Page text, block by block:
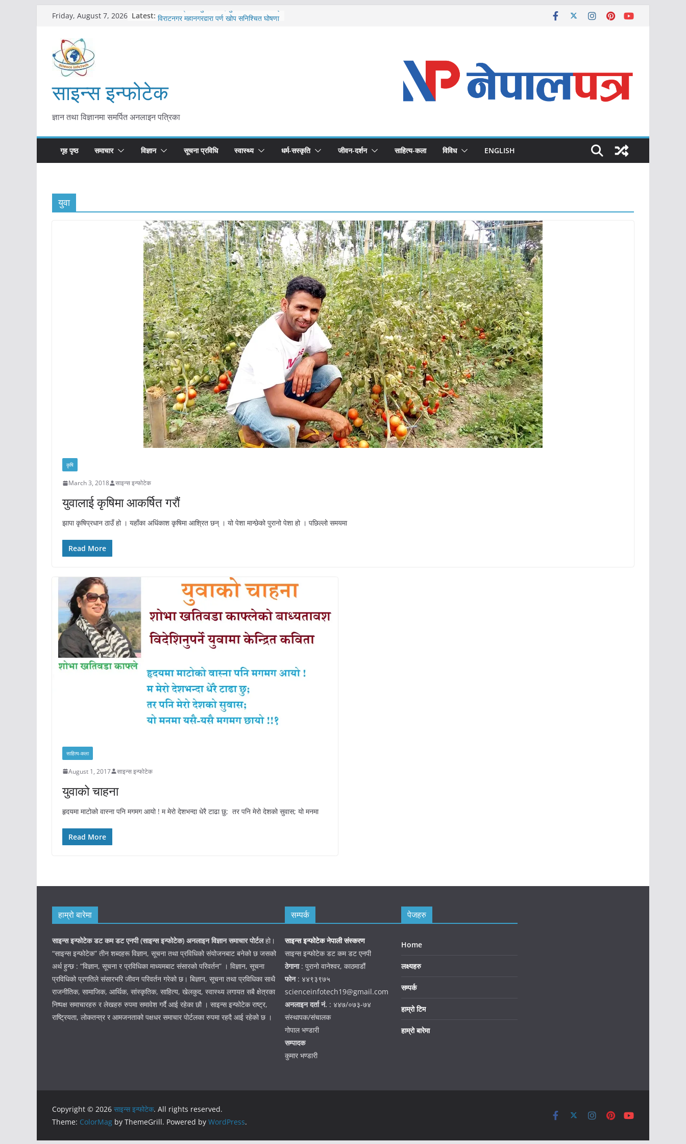
content
Friday, August 7, 2026 Latest: कोरोना संक्रमण पुष्टिपछि दार्चुलाका सीमामा कडाइ
काभ्रेपलाञ्चोकमा आयुर्वेद स्वास्थ्योपचारतर्फ
आकर्षण बढ्दै
साइन्स इन्फोटेक
ज्ञान तथा विज्ञानमा समर्पित अनलाइन पत्रिका
गृह पृष्ठ समाचार विज्ञान सूचना प्रविधि स्वास्थ्य धर्म-सस्कृति जीवन-दर्शन साहित्य-कला विविध ENGLISH
युवा
कृषि
March 3, 2018 साइन्स इन्फोटेक
युवालाई कृषिमा आकर्षित गरौं
झापा कृषिप्रधान ठाउँ हो । यहाँका अधिंकाश कृषिमा आश्रित छन् । यो पेशा मान्छेको पुरानो पेशा हो । पछिल्लो समयमा
Read More
साहित्य-कला
August 1, 2017 साइन्स इन्फोटेक
युवाको चाहना
हृदयमा माटोको वास्ना पनि मगमग आयो ! म मेरो देशभन्दा धेरै टाढा छु; तर पनि मेरो देशको सुवास; यो मनमा
Read More
हाम्रो बारेमा
साइन्स इन्फोटेक डट कम डट एनपी (साइन्सइन्फोटेक) अनलाइन विज्ञान समाचार पोर्टलहो।
“साइन्स इन्फोटेक” तीन शब्दहरू विज्ञान, सूचना तथा प्रविधिको संयोजनबाट बनेको छ जसको
अर्थ हुन्छ : “विज्ञान, सूचना र प्रविधिका माध्यमबाट संसारको परिवर्तन” । विज्ञान, सूचना
प्रविधिको प्रगतिले संसारभरि जीवन परिवर्तन गरेको छ। बिज्ञान, सूचना तथा प्रविधिका साथै
राजनीतिक, सामाजिक, आर्थिक, सांस्कृतिक, साहित्य, खेलकुद, स्वास्थ्य लगायत सबै क्षेत्रका
निष्पक्ष समाचारहरु र लेखहरु रुपमा समावेश गर्दै आई रहेका छौ । साइन्स इन्फोटेक राष्ट्र,
राष्ट्रियता, लोकतन्त्र र आमजनताको पक्षधर समाचार पोर्टलका रुपमा रहदै आई रहेको छ ।
सम्पर्क
साइन्स इन्फोटेक नेपाली संस्करण
साइन्स इन्फोटेक डट कम डट एनपी
ठेगाना: पुरानो वानेश्वर, काठमाडौं
फोन: ४४९३९७५
scienceinfotech19@gmail.com
अनलाइन दर्ता नं. : ४४७/०७३-७४
संस्थापक/संचालक
गोपाल भण्डारी
सम्पादक
कुमार भण्डारी
पेजहरु
Home
लक्ष्यहरु
सम्पर्क
हाम्रो टिम
हाम्रो बारेमा
Copyright © 2026 साइन्स इन्फोटेक. All rights reserved.
Theme: ColorMag by ThemeGrill. Powered by WordPress.